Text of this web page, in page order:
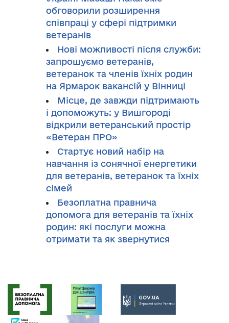
обговорили розширення
співпраці у сфері підтримки
ветеранів
Нові можливості після служби:
запрошуємо ветеранів,
ветеранок та членів їхніх родин
на Ярмарок вакансій у Вінниці
Місце, де завжди підтримають
і допоможуть: у Вишгороді
відкрили ветеранський простір
«Ветеран ПРО»
Стартує новий набір на
навчання із сонячної енергетики
для ветеранів, ветеранок та їхніх
сімей
Безоплатна правнича
допомога для ветеранів та їхніх
родин: які послуги можна
отримати та як звернутися